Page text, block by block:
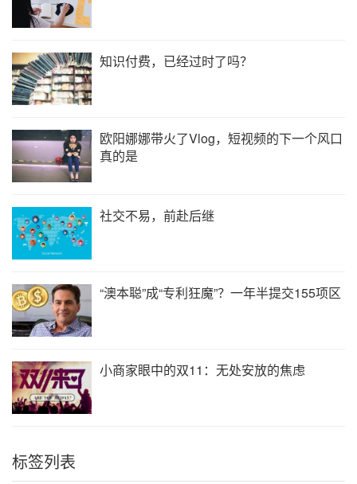
知识付费，已经过时了吗？
欧阳娜娜带火了Vlog，短视频的下一个风口
真的是
社交不易，前赴后继
“澳本聪”成“专利狂魔”？一年半提交155项区
小商家眼中的双11：无处安放的焦虑
标签列表